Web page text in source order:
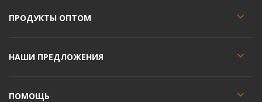
ПРОДУКТЫ ОПТОМ
НАШИ ПРЕДЛОЖЕНИЯ
ПОМОЩЬ